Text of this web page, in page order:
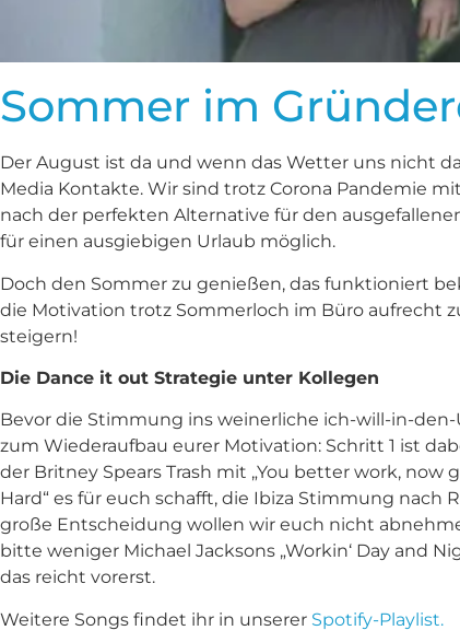
Sommer im
Der August ist da und wenn das Wetter uns nicht
Media Kontakte. Wir sind trotz Corona Pandemie
nach der perfekten Alternative für den
für einen ausgiebigen Urlaub möglich.
Doch den Sommer zu genießen, das funktioniert
die Motivation trotz Sommerloch im Büro aufrecht
steigern!
Die Dance it out Strategie unter Kollegen
Bevor die Stimmung ins weinerliche ich-will-in-
zum Wiederaufbau eurer Motivation: Schritt 1 ist
der Britney Spears Trash mit „You better work, now
Hard“ es für euch schafft, die Ibiza Stimmung
große Entscheidung wollen wir euch nicht
bitte weniger Michael Jacksons „Workin‘ Day and
das reicht vorerst.
Weitere Songs findet ihr in unserer Spotify-Playlist.